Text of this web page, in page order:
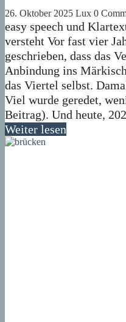
26. Oktober 2025 Lux 0
easy speech und
versteht Vor fast vier
geschrieben, dass das
Anbindung ins
das Viertel selbst.
Viel wurde geredet,
Beitrag). Und heute,
Weiter lesen